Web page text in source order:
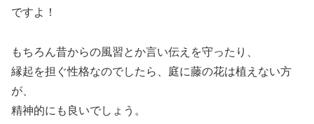
ですよ！
もちろん昔からの風習とか言い伝えを守ったり、
縁起を担ぐ性格なのでしたら、庭に藤の花は植えない方
が、
精神的にも良いでしょう。